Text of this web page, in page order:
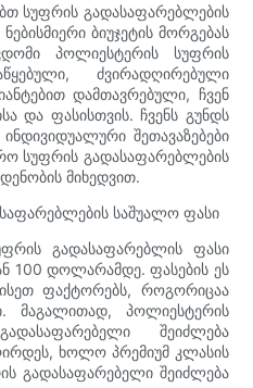
სუფრის გადასაფარებლების
ბიუჯეტის მორგებას
პოლიესტერის სუფრის
ძვირადღირებული
დამთავრებული, ჩვენ
და ფასისთვის. ჩვენს გუნდს
შეთავაზებები
სუფრის გადასაფარებლების
მიხედვით.
საშუალო ფასი
გადასაფარებლის ფასი
100 დოლარამდე. ფასების ეს
ფაქტორებს, როგორიცაა
მაგალითად, პოლიესტერის
შეიძლება
ხოლო პრემიუმ კლასის
გადასაფარებელი შეიძლება